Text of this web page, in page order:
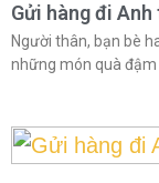
Gửi hàng đi
Người thân, bạn bè
những món quà